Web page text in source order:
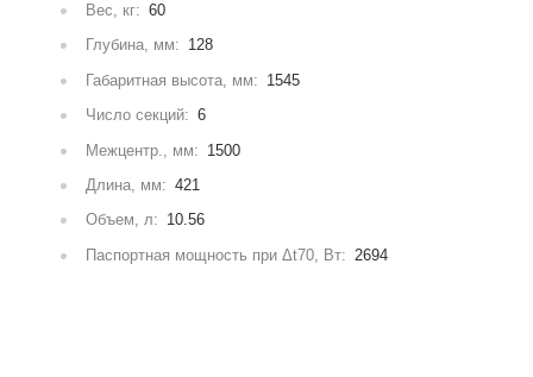
Вес, кг: 60
Глубина, мм: 128
Габаритная высота, мм: 1545
Число секций: 6
Межцентр., мм: 1500
Длина, мм: 421
Объем, л: 10.56
Паспортная мощность при Δt70, Вт: 2694